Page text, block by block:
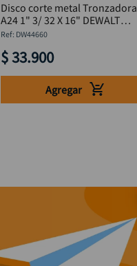
Disco corte metal Tronzadora
A24 1" 3/ 32 X 16" DEWALT
DW44660
: DW44660
$33.900
Agregar